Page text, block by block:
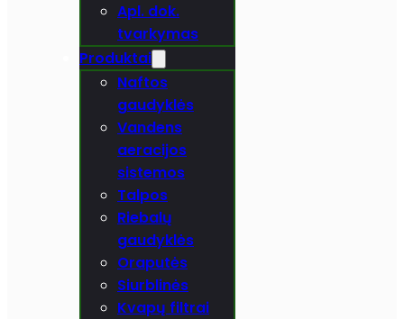
Apl. dok.
tvarkymas
Produktai
Naftos
gaudyklės
Vandens
aeracijos
sistemos
Talpos
Riebalų
gaudyklės
Oraputės
Siurblinės
Kvapų filtrai